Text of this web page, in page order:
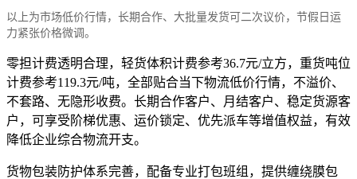
以上为市场低价行情，长期合作、大批量发货可二次议价，节假日运
力紧张价格微调。
零担计费透明合理，轻货体积计费参考36.7元/立方，重货吨位
计费参考119.3元/吨，全部贴合当下物流低价行情，不溢价、
不套路、无隐形收费。长期合作客户、月结客户、稳定货源客
户，可享受阶梯优惠、运价锁定、优先派车等增值权益，有效
降低企业综合物流开支。
货物包装防护体系完善，配备专业打包班组，提供缠绕膜包